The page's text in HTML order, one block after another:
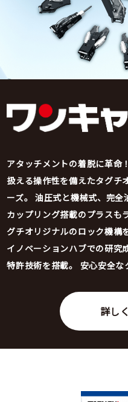
アタッチメントの着脱に革命！
扱える操作性を備えたタグチ
ーズ。 油圧式と機械式、完全
カップリング搭載のプラスも
グチオリジナルのロック機構
イノベーションハブでの研究
特許技術を搭載。
安心安全な
詳し